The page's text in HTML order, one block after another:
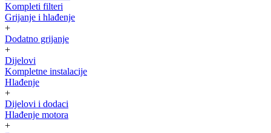
Kompleti filteri
Grijanje i hlađenje
+
Dodatno grijanje
+
Dijelovi
Kompletne instalacije
Hlađenje
+
Dijelovi i dodaci
Hlađenje motora
+